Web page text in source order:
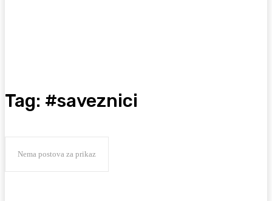
Tag: #saveznici
Nema postova za prikaz